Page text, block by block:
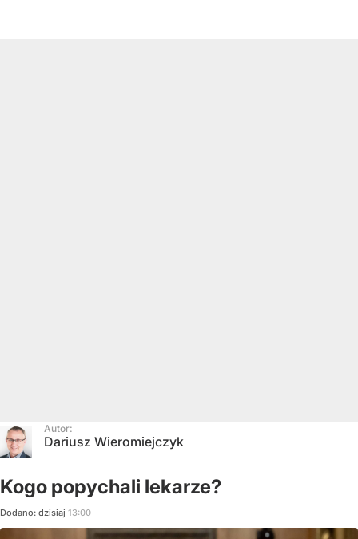
Autor:
Dariusz Wieromiejczyk
Kogo popychali lekarze?
Dodano: dzisiaj 13:00